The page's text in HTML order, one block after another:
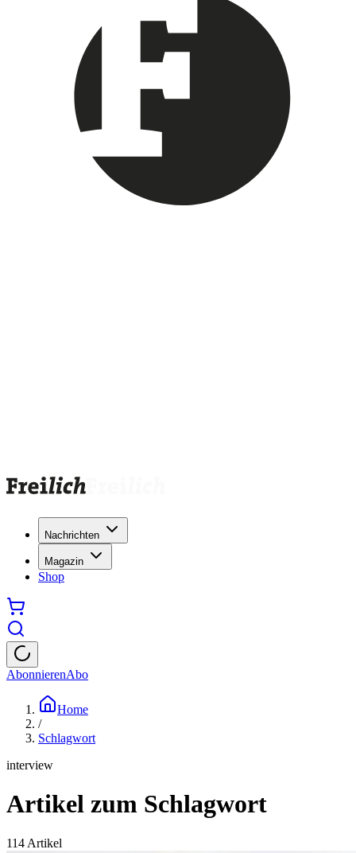
Nachrichten
Magazin
Shop
AbonnierenAbo
Home
/
Schlagwort
interview
Artikel zum Schlagwort
114 Artikel